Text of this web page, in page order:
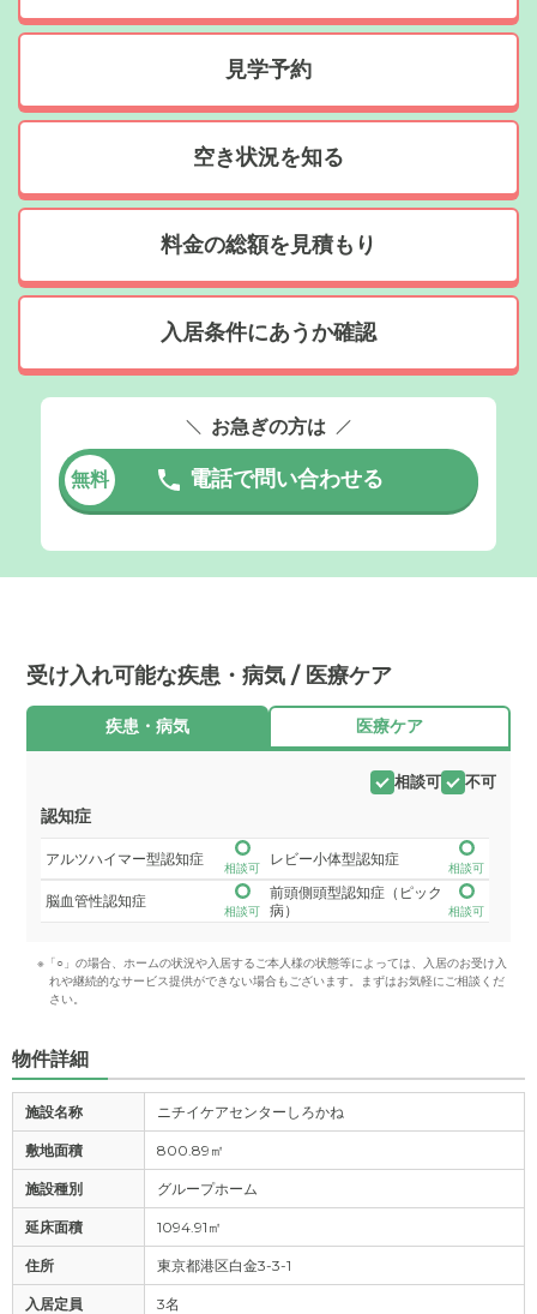
見学予約
空き状況を知る
料金の総額を見積もり
入居条件にあうか確認
お急ぎの方は
無料 電話で問い合わせる
受け入れ可能な疾患・病気 / 医療ケア
疾患・病気 医療ケア
相談可 不可
認知症
アルツハイマー型認知症
相談可
レビー小体型認知症
相談可
脳血管性認知症
相談可
前頭側頭型認知症（ピック
病）
相談可
※「○」の場合、ホームの状況や入居するご本人様の状態等によっては、入居のお受け入
れや継続的なサービス提供ができない場合もございます。まずはお気軽にご相談くだ
さい。
物件詳細
施設名称 ニチイケアセンターしろかね
敷地面積 800.89㎡
施設種別 グループホーム
延床面積 1094.91㎡
住所 東京都港区白金3-3-1
入居定員 3名